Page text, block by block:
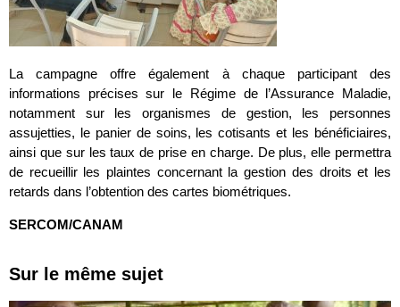
La campagne offre également à chaque participant des
informations précises sur le Régime de l’Assurance Maladie,
notamment sur les organismes de gestion, les personnes
assujetties, le panier de soins, les cotisants et les bénéficiaires,
ainsi que sur les taux de prise en charge. De plus, elle permettra
de recueillir les plaintes concernant la gestion des droits et les
retards dans l’obtention des cartes biométriques.
SERCOM/CANAM
Sur le même sujet